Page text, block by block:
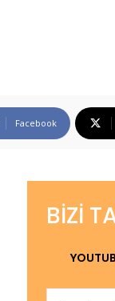
Facebook
BIZI